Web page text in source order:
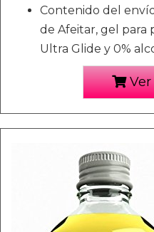
Contenido del
de Afeitar, gel para
Ultra Glide y 0%
Ver